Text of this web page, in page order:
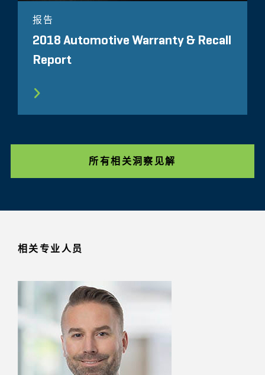
报告
2018 Automotive Warranty & Recall
Report
所有相关洞察见解
相关专业人员